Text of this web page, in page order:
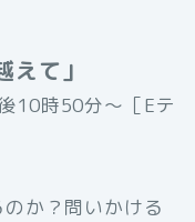
て」
10時50分〜［Eテ
か？問いかける